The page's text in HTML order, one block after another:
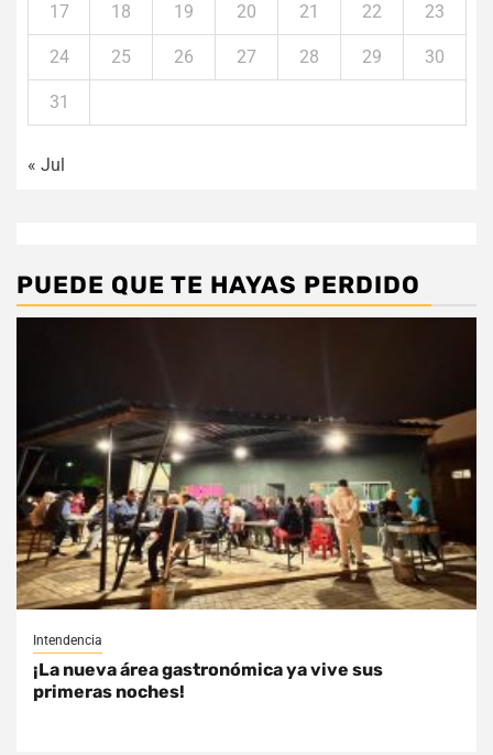
17 18 19 20 21 22 23
24 25 26 27 28 29 30
31
« Jul
PUEDE QUE TE HAYAS PERDIDO
Intendencia
¡La nueva área gastronómica ya vive sus
primeras noches!